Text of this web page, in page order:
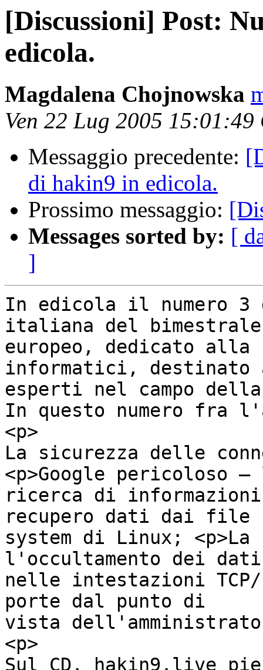
[Discussioni] Post:
edicola.
Magdalena Chojnowska
Ven 22 Lug 2005 15:01:49
Messaggio precedente:
di hakin9 in edicola.
Prossimo messaggio:
Messages sorted by: [
]
In edicola il numero
italiana del bimestrale
europeo, dedicato
informatici, destinato
esperti nel campo
In questo numero fra
<p>
La sicurezza delle
<p>Google pericoloso –
ricerca di
recupero dati dai file
system di Linux;
l'occultamento dei dati
nelle intestazioni
porte dal punto di
vista
<p>
Sul CD. hakin9.live